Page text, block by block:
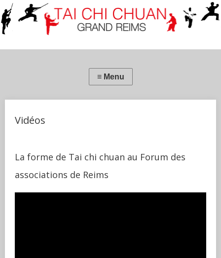
Vidéos
La forme de Tai chi chuan au Forum des
associations de Reims